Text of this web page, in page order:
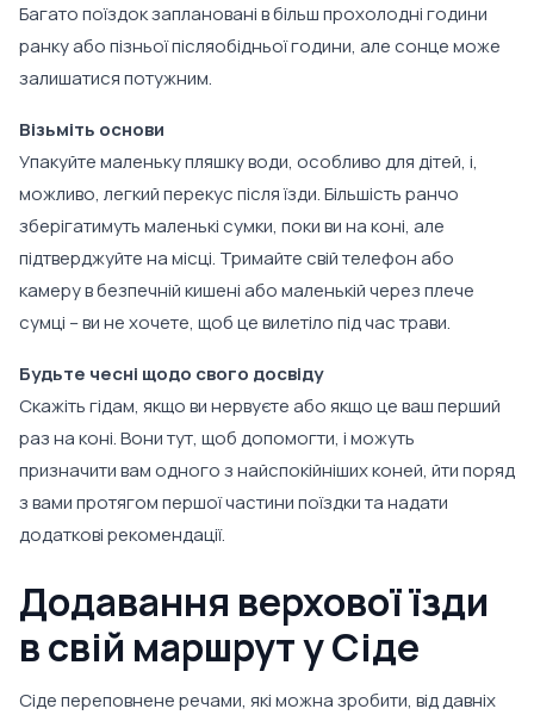
Багато поїздок заплановані в більш прохолодні години
ранку або пізньої післяобідньої години, але сонце може
залишатися потужним.
Візьміть основи
Упакуйте маленьку пляшку води, особливо для дітей, і,
можливо, легкий перекус після їзди. Більшість ранчо
зберігатимуть маленькі сумки, поки ви на коні, але
підтверджуйте на місці. Тримайте свій телефон або
камеру в безпечній кишені або маленькій через плече
сумці – ви не хочете, щоб це вилетіло під час трави.
Будьте чесні щодо свого досвіду
Скажіть гідам, якщо ви нервуєте або якщо це ваш перший
раз на коні. Вони тут, щоб допомогти, і можуть
призначити вам одного з найспокійніших коней, йти поряд
з вами протягом першої частини поїздки та надати
додаткові рекомендації.
Додавання верхової їзди
в свій маршрут у Сіде
Сіде переповнене речами, які можна зробити, від давніх